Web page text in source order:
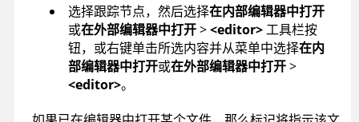
选择跟踪节点，然后选择在内部编辑器中打开
或在外部编辑器中打开><editor>工具栏按
钮，或右键单击所选内容并从菜单中选择在内
部编辑器中打开或在外部编辑器中打开>
<editor>。